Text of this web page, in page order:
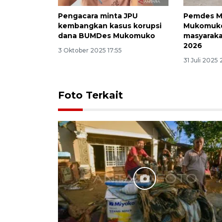
Pengacara minta JPU
kembangkan kasus korupsi
dana BUMDes Mukomuko
3 Oktober 2025 17:55
Pemdes
2026
31 Juli 2025
Foto Terkait